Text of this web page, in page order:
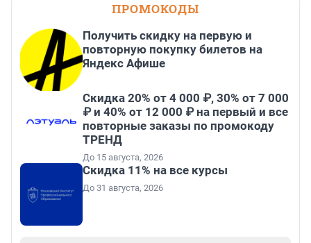
ПРОМОКОДЫ
Получить скидку на первую и
повторную покупку билетов на
Яндекс Афише
Скидка 20% от 4 000 ₽, 30% от 7 000
₽ и 40% от 12 000 ₽ на первый и все
повторные заказы по промокоду
ТРЕНД
До 15 августа, 2026
Скидка 11% на все курсы
До 31 августа, 2026